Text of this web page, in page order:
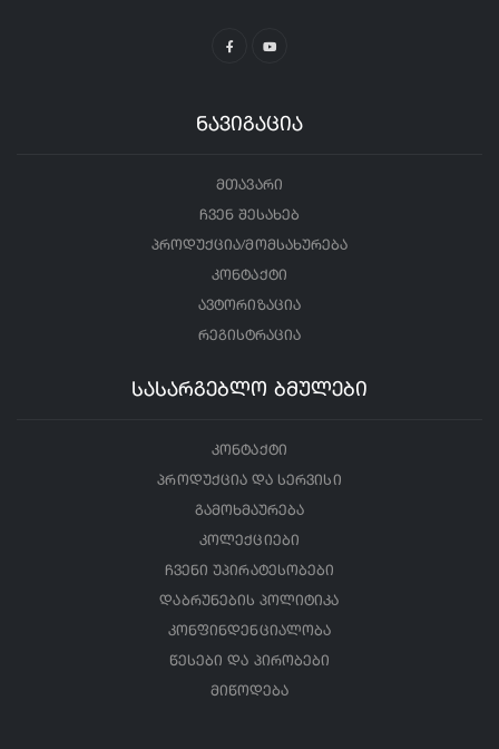
ნავიგაცია
მთავარი
ჩვენ შესახებ
პროდუქცია/მომსახურება
კონტაქტი
ავტორიზაცია
რეგისტრაცია
სასარგებლო ბმულები
კონტაქტი
პროდუქცია და სერვისი
გამოხმაურება
კოლექციები
ჩვენი უპირატესობები
დაბრუნების პოლიტიკა
კონფინდენციალობა
წესები და პირობები
მიწოდება